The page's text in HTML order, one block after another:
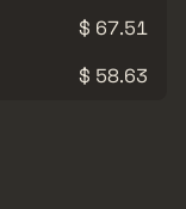
$ 67.51
$ 58.63